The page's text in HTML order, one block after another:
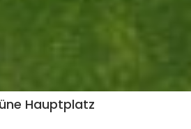
Hauptplatz